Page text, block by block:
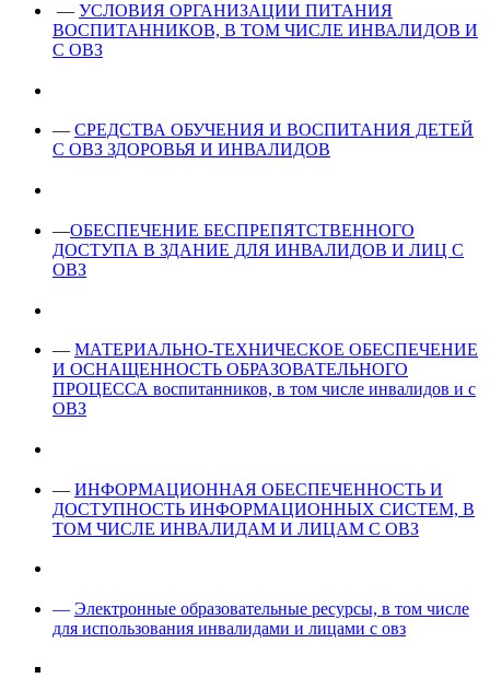
— УСЛОВИЯ ОРГАНИЗАЦИИ ПИТАНИЯ
ВОСПИТАННИКОВ, В ТОМ ЧИСЛЕ ИНВАЛИДОВ И
С ОВЗ
— СРЕДСТВА ОБУЧЕНИЯ И ВОСПИТАНИЯ ДЕТЕЙ
С ОВЗ ЗДОРОВЬЯ И ИНВАЛИДОВ
—ОБЕСПЕЧЕНИЕ БЕСПРЕПЯТСТВЕННОГО
ДОСТУПА В ЗДАНИЕ ДЛЯ ИНВАЛИДОВ И ЛИЦ С
ОВЗ
— МАТЕРИАЛЬНО-ТЕХНИЧЕСКОЕ ОБЕСПЕЧЕНИЕ
И ОСНАЩЕННОСТЬ ОБРАЗОВАТЕЛЬНОГО
ПРОЦЕССА воспитанников, в том числе инвалидов и с
ОВЗ
— ИНФОРМАЦИОННАЯ ОБЕСПЕЧЕННОСТЬ И
ДОСТУПНОСТЬ ИНФОРМАЦИОННЫХ СИСТЕМ, В
ТОМ ЧИСЛЕ ИНВАЛИДАМ И ЛИЦАМ С ОВЗ
— Электронные образовательные ресурсы, в том числе
для использования инвалидами и лицами с овз